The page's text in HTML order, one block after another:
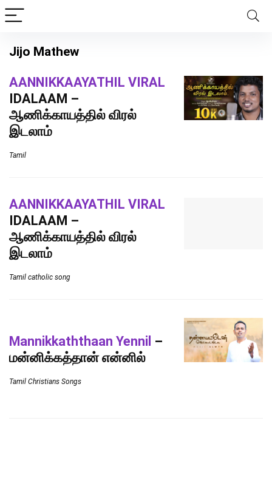
Jijo Mathew
AANNIKKAAYATHIL VIRAL
IDALAAM –
ஆணிக்காயத்தில் விரல்
இடலாம்
Tamil
AANNIKKAAYATHIL VIRAL
IDALAAM –
ஆணிக்காயத்தில் விரல்
இடலாம்
Tamil catholic song
Mannikkaththaan Yennil –
மன்னிக்கத்தான் என்னில்
Tamil Christians Songs